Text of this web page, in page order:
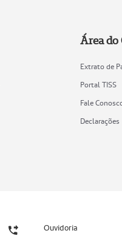
Área do
Extrato de
Portal TISS
Fale
Declarações
Ouvidoria